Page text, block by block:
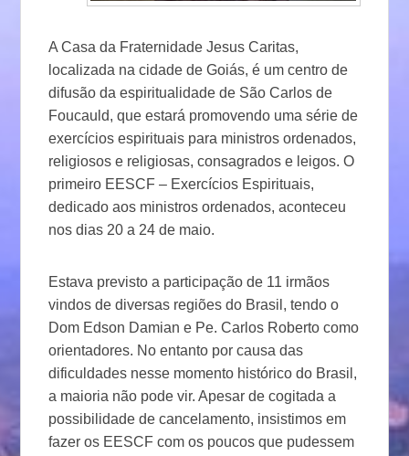
A Casa da Fraternidade Jesus Caritas,
localizada na cidade de Goiás, é um centro de
difusão da espiritualidade de São Carlos de
Foucauld, que estará promovendo uma série de
exercícios espirituais para ministros ordenados,
religiosos e religiosas, consagrados e leigos. O
primeiro EESCF – Exercícios Espirituais,
dedicado aos ministros ordenados, aconteceu
nos dias 20 a 24 de maio.
Estava previsto a participação de 11 irmãos
vindos de diversas regiões do Brasil, tendo o
Dom Edson Damian e Pe. Carlos Roberto como
orientadores. No entanto por causa das
dificuldades nesse momento histórico do Brasil,
a maioria não pode vir. Apesar de cogitada a
possibilidade de cancelamento, insistimos em
fazer os EESCF com os poucos que pudessem